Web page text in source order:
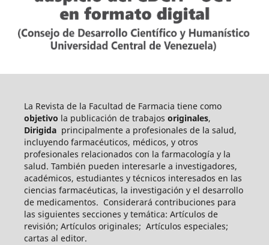
La Revista de la Facultad de Farmacia tiene como
objetivo la publicación de trabajos originales,
Dirigida principalmente a profesionales de la salud,
incluyendo farmacéuticos, médicos, y otros
profesionales relacionados con la farmacología y la
salud. También pueden interesarle a investigadores,
académicos, estudiantes y técnicos interesados en las
ciencias farmacéuticas, la investigación y el desarrollo
de medicamentos. Considerará contribuciones para
las siguientes secciones y temática: Artículos de
revisión; Artículos originales; Artículos especiales;
cartas al editor.